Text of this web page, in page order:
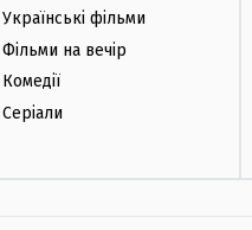
Українські фільми
Фільми на вечір
Комедії
Серіали